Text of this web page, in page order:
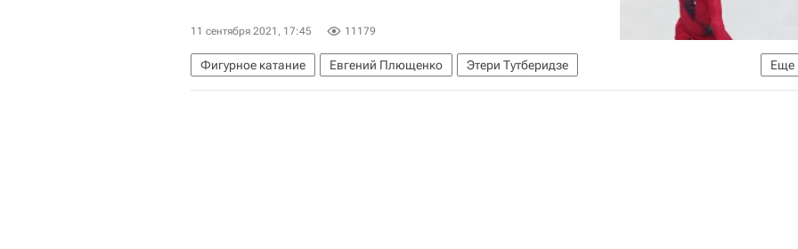
11 сентября 2021, 17:45 11179
Еще
Фигурное катание Евгений Плющенко
Этери Тутберидзе
Александра Игнатова (Трусова)